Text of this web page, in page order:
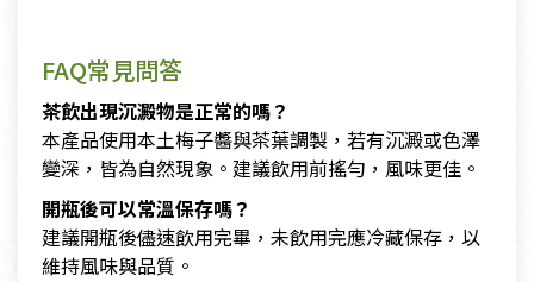
FAQ常見問答
茶飲出現沉澱物是正常的嗎？
本產品使用本土梅子醬與茶葉調製，若有沉澱或色澤
變深，皆為自然現象。建議飲用前搖勻，風味更佳。
開瓶後可以常溫保存嗎？
建議開瓶後儘速飲用完畢，未飲用完應冷藏保存，以
維持風味與品質。